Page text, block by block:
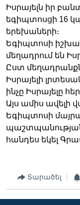
Իսրայելն իր
եգիպտոսցի 16
երեխաների։
Եգիպտոսի
մեղադրում են
Ըստ
Իսրայելի
ինչը Իսրայելը
Այս ամիս ավելի
Եգիպտոսի
հանդես եկել
Տարածել